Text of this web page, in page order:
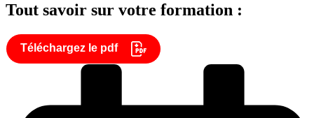
Tout savoir sur votre formation :
Téléchargez le pdf